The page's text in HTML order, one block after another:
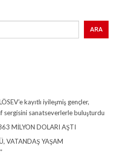
ARA
kayıtlı iyileşmiş gençler,
sergisini sanatseverlerle buluşturdu
MİLYON DOLARI AŞTI
VATANDAŞ YAŞAM